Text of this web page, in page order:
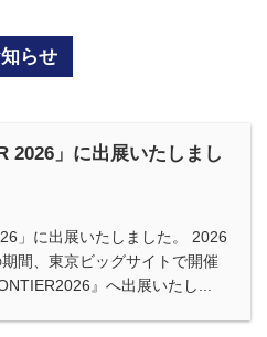
らせ
2026」に出展いたしまし
」に出展いたしました。 2026
間、東京ビッグサイトで開催
』へ出展いたし...